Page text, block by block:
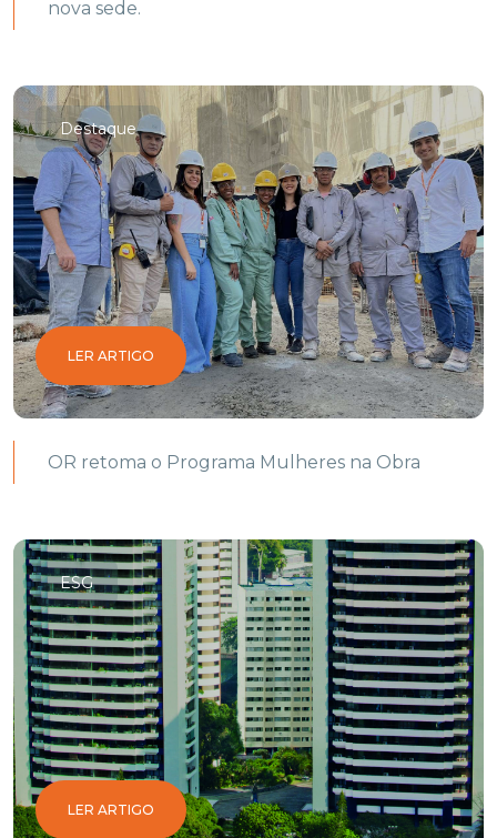
nova sede.
Destaque
LER ARTIGO
OR retoma o Programa Mulheres na Obra
ESG
LER ARTIGO